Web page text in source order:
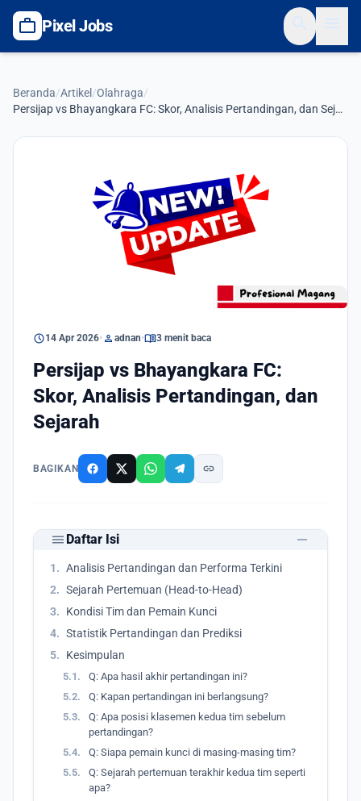
work Pixel Jobs
Beranda/Artikel /Olahraga/
Persijap vs Bhayangkara FC: Skor, Analisis Pertandingan, dan Sejarah
schedule14 Apr 2026• person adnan•menu_book3 menit baca
Persijap vs Bhayangkara FC:
Skor, Analisis Pertandingan, dan
Sejarah
BAGIKAN link
menu Daftar Isi remove
1. Analisis Pertandingan dan Performa Terkini
2. Sejarah Pertemuan (Head-to-Head)
3.
Kondisi Tim dan Pemain Kunci
4. Statistik Pertandingan dan Prediksi
5.
Kesimpulan
5.1.
Q: Apa hasil akhir pertandingan ini?
5.2.
Q: Kapan pertandingan ini berlangsung?
5.3.
Q: Apa posisi klasemen kedua tim sebelum
pertandingan?
5.4.
Q: Siapa pemain kunci di masing-masing tim?
5.5.
Q: Sejarah pertemuan terakhir kedua tim seperti
apa?